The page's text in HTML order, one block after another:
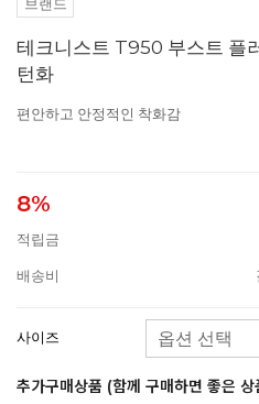
브랜드
테크니스트 T950 부스트 플
턴화
편안하고 안정적인 착화감
8%
적립금
배송비
사이즈
추가구매상품 (함께 구매하면 좋은 상